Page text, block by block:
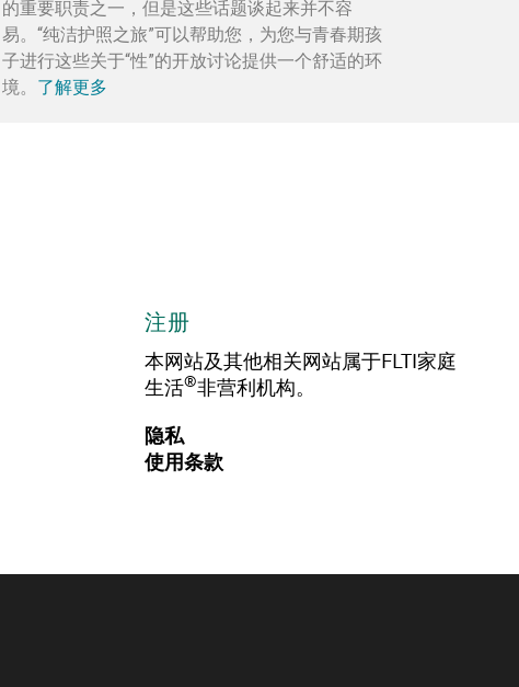
的重要职责之一，但是这些话题谈起来并不容
易。“纯洁护照之旅”可以帮助您，为您与青春期孩
子进行这些关于“性”的开放讨论提供一个舒适的环
境。 了解更多
注册
本网站及其他相关网站属于FLTI家庭
生活®非营利机构。
隐私
使用条款